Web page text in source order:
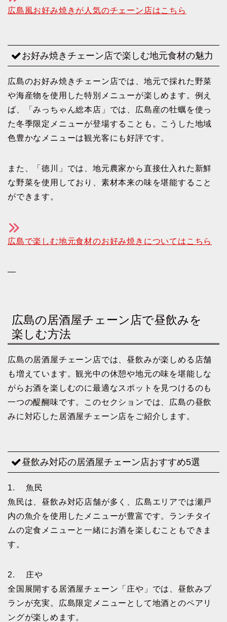
広島風お好み焼きが人気のチェーン店はこちら
お好み焼きチェーン店で楽しむ地元食材の魅力
広島のお好み焼きチェーン店では、地元で採れた野菜
や海産物を使用した特別メニューが楽しめます。例え
ば、「みっちゃん総本店」では、広島産の牡蠣を使っ
た冬季限定メニューが登場することも。こうした地域
色豊かなメニューは観光客にも好評です。
また、「徳川」では、地元農家から直接仕入れた新鮮
な野菜を使用しており、素材本来の味を堪能すること
ができます。
広島で楽しむ地元食材のお好み焼きについてはこちら
—
広島の居酒屋チェーン店で昼飲みを
楽しむ方法
広島の居酒屋チェーン店では、昼飲みが楽しめる店舗
も増えています。観光中の休憩や地元の味を堪能しな
がらお酒を楽しむのに最適なスポットを見つけるのも
一つの醍醐味です。このセクションでは、広島の昼飲
みに対応した居酒屋チェーン店をご紹介します。
昼飲み対応の居酒屋チェーン店おすすめ5選
1. 魚民
魚民は、昼飲み対応店舗が多く、広島エリアでは瀬戸
内の魚介を使用したメニューが豊富です。ランチタイ
ムの定食メニューと一緒にお酒を楽しむこともできま
す。
2. 庄や
全国展開する居酒屋チェーン「庄や」では、昼飲みプ
ランが充実。広島限定メニューとして地酒とのペアリ
ングが楽しめます。